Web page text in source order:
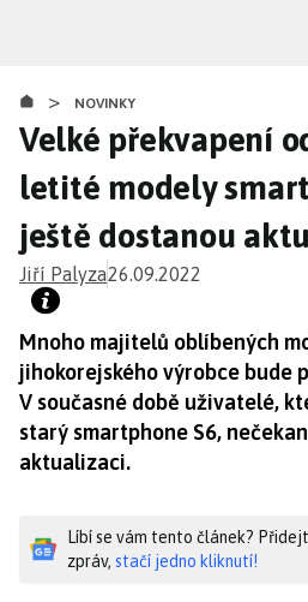
obsahu
> NOVINKY
Velké překvapení
letité modely
ještě dostanou
Jiří Palyza26.09.2022
Mnoho majitelů oblíbených
jihokorejského výrobce bude
V současné době uživatelé,
starý smartphone S6,
aktualizaci.
Líbí se vám tento článek?
zpráv, stačí jedno kliknutí!